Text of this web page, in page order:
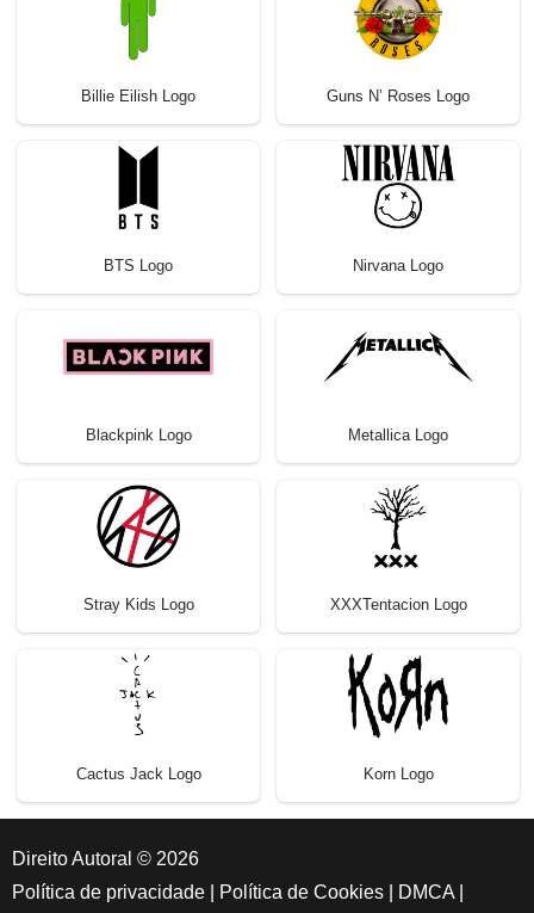
Billie Eilish Logo Guns N’ Roses Logo
BTS Logo Nirvana Logo
Blackpink Logo Metallica Logo
Stray Kids Logo XXXTentacion Logo
Cactus Jack Logo Korn Logo
Direito Autoral © 2026
Política de privacidade
Política de Cookies DMCA